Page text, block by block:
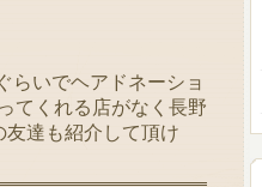
らいでヘアドネーショ
てくれる店がなく長野
友達も紹介して頂け